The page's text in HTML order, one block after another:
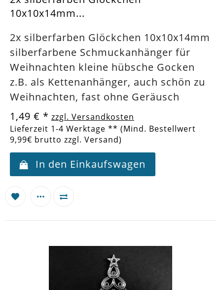
10x10x14mm...
2x silberfarben Glöckchen 10x10x14mm
silberfarbene Schmuckanhänger für
Weihnachten kleine hübsche Gocken
z.B. als Kettenanhänger, auch schön zu
Weihnachten, fast ohne Geräusch
1,49 € * zzgl. Versandkosten
Lieferzeit 1-4 Werktage ** (Mind. Bestellwert
9,99€ brutto zzgl. Versand)
In den Einkaufswagen